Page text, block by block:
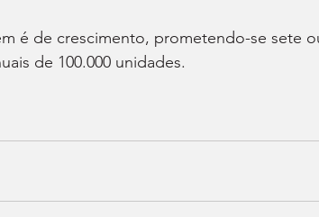
é de crescimento, prometendo-se sete
de 100.000 unidades.